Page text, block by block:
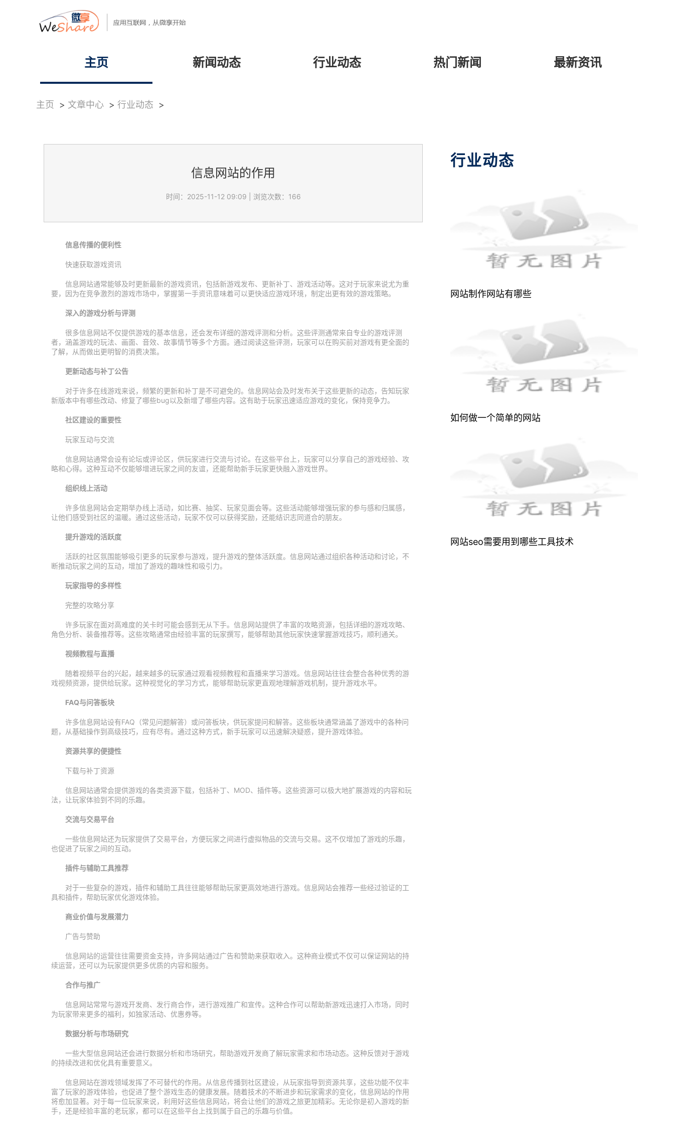
主页 新闻动态 行业动态 热门新闻 最新资讯
主页 > 文章中心 > 行业动态 >
信息网站的作用
时间：2025-11-12 09:09 浏览次数：166
信息传播的便利性
快速获取游戏资讯
信息网站通常能够及时更新最新的游戏资讯，包括新游戏发布、更新补丁、游戏活动等。这对于玩家来说尤为重
要，因为在竞争激烈的游戏市场中，掌握第一手资讯意味着可以更快适应游戏环境，制定出更有效的游戏策略。
深入的游戏分析与评测
很多信息网站不仅提供游戏的基本信息，还会发布详细的游戏评测和分析。这些评测通常来自专业的游戏评测
者，涵盖游戏的玩法、画面、音效、故事情节等多个方面。通过阅读这些评测，玩家可以在购买前对游戏有更全面的
了解，从而做出更明智的消费决策。
更新动态与补丁公告
对于许多在线游戏来说，频繁的更新和补丁是不可避免的。信息网站会及时发布关于这些更新的动态，告知玩家
新版本中有哪些改动、修复了哪些bug以及新增了哪些内容。这有助于玩家迅速适应游戏的变化，保持竞争力。
社区建设的重要性
玩家互动与交流
信息网站通常会设有论坛或评论区，供玩家进行交流与讨论。在这些平台上，玩家可以分享自己的游戏经验、攻
略和心得。这种互动不仅能够增进玩家之间的友谊，还能帮助新手玩家更快融入游戏世界。
组织线上活动
许多信息网站会定期举办线上活动，如比赛、抽奖、玩家见面会等。这些活动能够增强玩家的参与感和归属感，
让他们感受到社区的温暖。通过这些活动，玩家不仅可以获得奖励，还能结识志同道合的朋友。
提升游戏的活跃度
活跃的社区氛围能够吸引更多的玩家参与游戏，提升游戏的整体活跃度。信息网站通过组织各种活动和讨论，不
断推动玩家之间的互动，增加了游戏的趣味性和吸引力。
玩家指导的多样性
完整的攻略分享
许多玩家在面对高难度的关卡时可能会感到无从下手。信息网站提供了丰富的攻略资源，包括详细的游戏攻略、
角色分析、装备推荐等。这些攻略通常由经验丰富的玩家撰写，能够帮助其他玩家快速掌握游戏技巧，顺利通关。
视频教程与直播
随着视频平台的兴起，越来越多的玩家通过观看视频教程和直播来学习游戏。信息网站往往会整合各种优秀的游
戏视频资源，提供给玩家。这种视觉化的学习方式，能够帮助玩家更直观地理解游戏机制，提升游戏水平。
FAQ与问答板块
许多信息网站设有FAQ（常见问题解答）或问答板块，供玩家提问和解答。这些板块通常涵盖了游戏中的各种问
题，从基础操作到高级技巧，应有尽有。通过这种方式，新手玩家可以迅速解决疑惑，提升游戏体验。
资源共享的便捷性
下载与补丁资源
信息网站通常会提供游戏的各类资源下载，包括补丁、MOD、插件等。这些资源可以极大地扩展游戏的内容和玩
法，让玩家体验到不同的乐趣。
交流与交易平台
一些信息网站还为玩家提供了交易平台，方便玩家之间进行虚拟物品的交流与交易。这不仅增加了游戏的乐趣，
也促进了玩家之间的互动。
插件与辅助工具推荐
对于一些复杂的游戏，插件和辅助工具往往能够帮助玩家更高效地进行游戏。信息网站会推荐一些经过验证的工
具和插件，帮助玩家优化游戏体验。
商业价值与发展潜力
广告与赞助
信息网站的运营往往需要资金支持，许多网站通过广告和赞助来获取收入。这种商业模式不仅可以保证网站的持
续运营，还可以为玩家提供更多优质的内容和服务。
合作与推广
信息网站常常与游戏开发商、发行商合作，进行游戏推广和宣传。这种合作可以帮助新游戏迅速打入市场，同时
为玩家带来更多的福利，如独家活动、优惠券等。
数据分析与市场研究
一些大型信息网站还会进行数据分析和市场研究，帮助游戏开发商了解玩家需求和市场动态。这种反馈对于游戏
的持续改进和优化具有重要意义。
信息网站在游戏领域发挥了不可替代的作用。从信息传播到社区建设，从玩家指导到资源共享，这些功能不仅丰
富了玩家的游戏体验，也促进了整个游戏生态的健康发展。随着技术的不断进步和玩家需求的变化，信息网站的作用
将愈加显著。对于每一位玩家来说，利用好这些信息网站，将会让他们的游戏之旅更加精彩。无论你是初入游戏的新
手，还是经验丰富的老玩家，都可以在这些平台上找到属于自己的乐趣与价值。
行业动态
网站制作网站有哪些
如何做一个简单的网站
网站seo需要用到哪些工具技术